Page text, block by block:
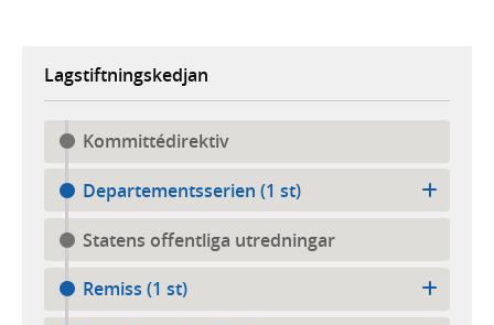
Lagstiftningskedjan
Kommittédirektiv
Departementsserien (1 st)
Statens offentliga utredningar
Remiss (1 st)